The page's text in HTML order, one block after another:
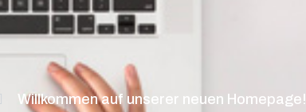
Willkommen auf unserer neuen Homepage!